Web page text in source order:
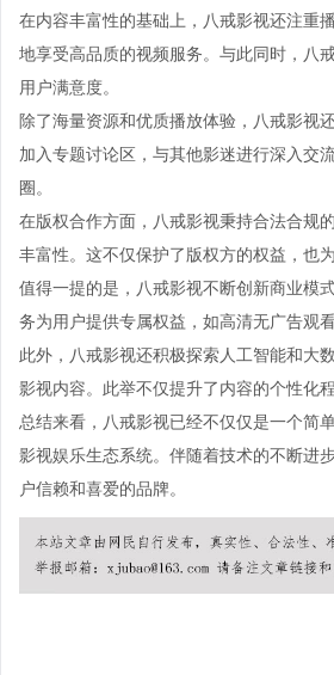
在内容丰富性的基础上，八戒影视还注重
地享受高品质的视频服务。与此同时，八
用户满意度。
除了海量资源和优质播放体验，八戒影视
加入专题讨论区，与其他影迷进行深入交
圈。
在版权合作方面，八戒影视秉持合法合规
丰富性。这不仅保护了版权方的权益，也
值得一提的是，八戒影视不断创新商业模
务为用户提供专属权益，如高清无广告观
此外，八戒影视还积极探索人工智能和大
影视内容。此举不仅提升了内容的个性化
总结来看，八戒影视已经不仅仅是一个简
影视娱乐生态系统。伴随着技术的不断进
户信赖和喜爱的品牌。